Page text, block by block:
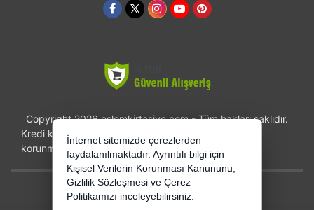
Copyright 2026 eslemkirtasiye.com - Tüm hakları saklıdır.
Kredi kartı bilgileriniz 256bit SSL sertifikası ile
korunmaktadır.
Bu site AKINSOFT E-Ticaret ile hazırlanmıştır.
İnternet sitemizde çerezlerden
faydalanılmaktadır. Ayrıntılı bilgi için
Kişisel Verilerin Korunması Kanununu,
Gizlilik Sözleşmesi ve Çerez
Politikamızı inceleyebilirsiniz.